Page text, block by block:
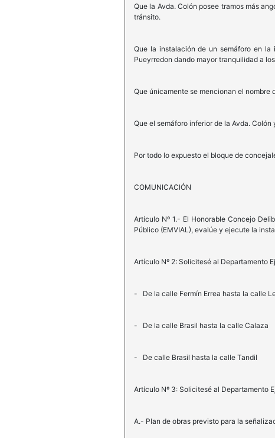
Que la Avda. Colón posee tramos más
tránsito.
Que la instalación de un semáforo en
Pueyrredon dando mayor tranquilidad a
Que únicamente se mencionan el nombre
Que el semáforo inferior de la Avda.
Por todo lo expuesto el bloque de
COMUNICACIÓN
Artículo Nº 1.- El Honorable Concejo
Público (EMVIAL), evalúe y ejecute la
Artículo Nº 2: Solicitesé al Departamento
- De la calle Fermín Errea hasta la calle
- De la calle Brasil hasta la calle Calaza
- De calle Brasil hasta la calle Tandil
Artículo Nº 3: Solicitesé al Departamento
A.- Plan de obras previsto para la